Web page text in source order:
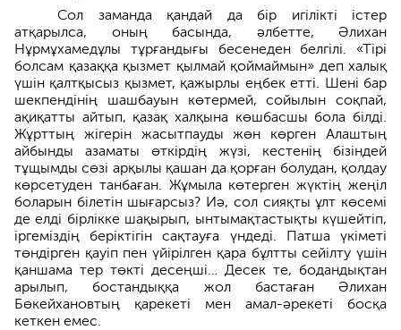
Сол заманда қандай да бір игілікті істер
атқарылса, оның басында, әлбетте, Әлихан
Нұрмұхамедұлы тұрғандығы бесенеден белгілі. «Тірі
болсам қазаққа қызмет қылмай қоймаймын» деп халық
үшін қалтқысыз қызмет, қажырлы еңбек етті. Шені бар
шекпендінің шашбауын көтермей, сойылын соқпай,
ақиқатты айтып, қазақ халқына көшбасшы бола білді.
Жұрттың жігерін жасытпауды жөн көрген Алаштың
айбынды азаматы өткірдің жүзі, кестенің бізіндей
тұщым­ды сөзі арқылы қашан да қорған болудан, қолдау
көрсетуден танбаған. Жұмыла көтерген жүктің жеңіл
боларын білетін шығарсыз? Иә, сол сияқ­ты ұлт көсемі
де елді бірлікке шақырып, ынтымақ­тастықты күшейтіп,
ірге­міздің беріктігін сақтауға үндеді. Патша үкіметі
төндірген қауіп пен үйіріл­ген қара бұлтты сейілту үшін
қаншама тер төкті десеңші… Десек те, бодан­дықтан
арылып, бостандыққа жол бас­таған Әлихан
Бөкейхановтың қарекеті мен амал-әрекеті босқа
кеткен емес.